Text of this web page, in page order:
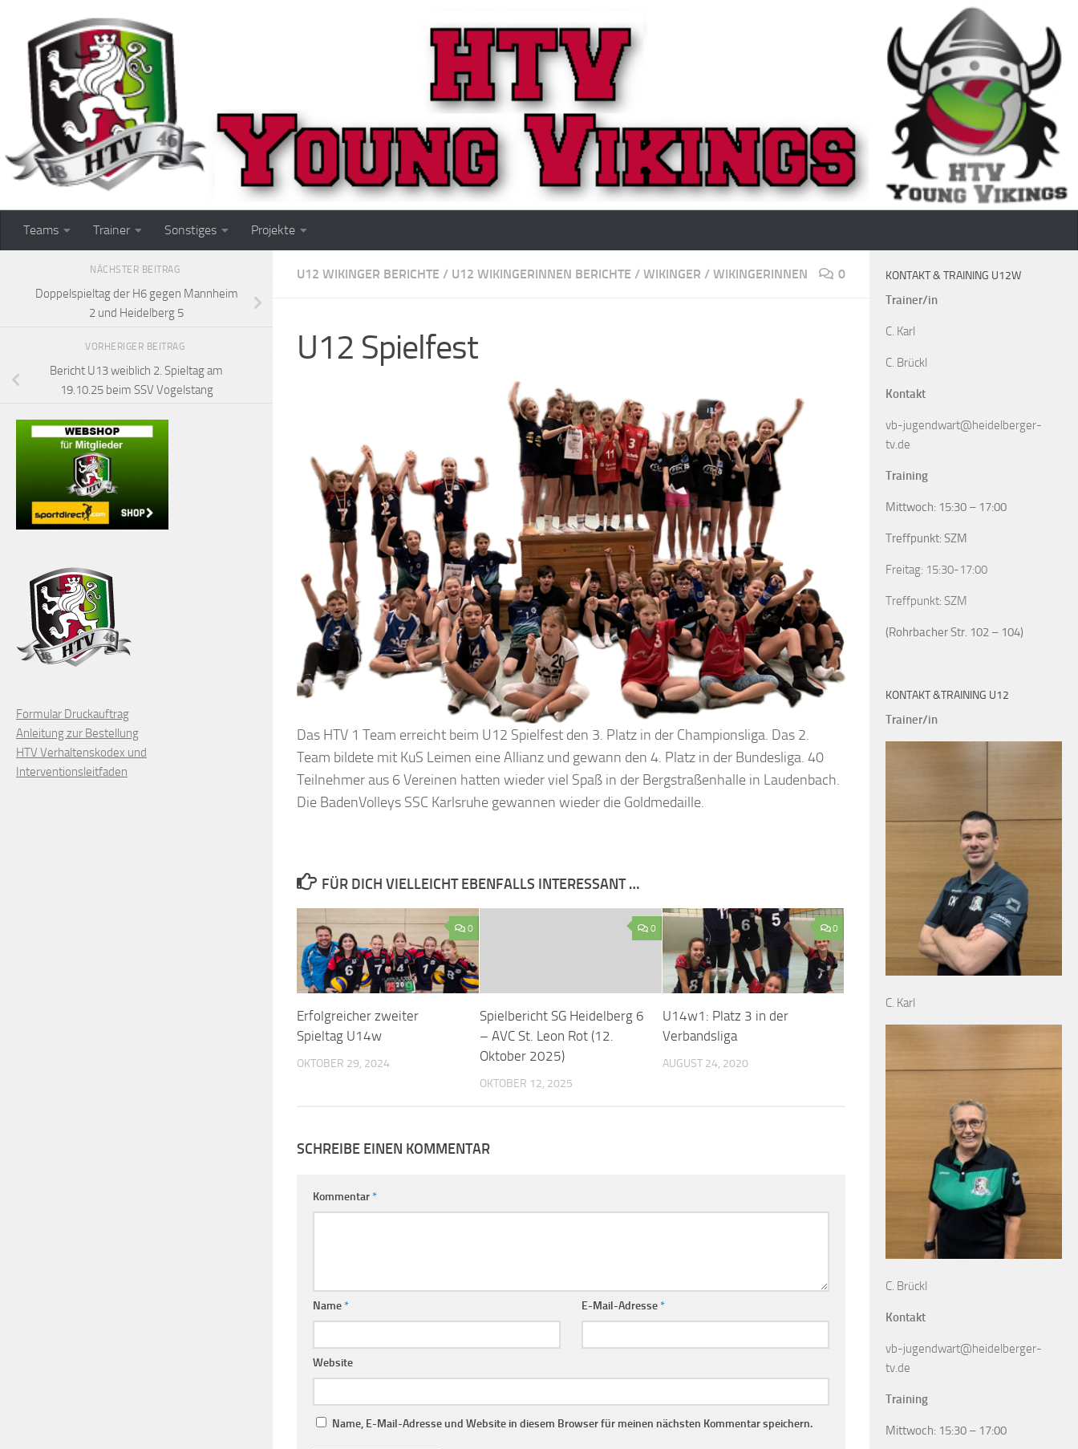
Zum Inhalt springen
Teams Trainer Sonstiges Projekte
U12 WIKINGER BERICHTE / U12 WIKINGERINNEN BERICHTE / WIKINGER / WIKINGERINNEN 0
U12 Spielfest
Das HTV 1 Team erreicht beim U12 Spielfest den 3. Platz in der Championsliga. Das 2.
Team bildete mit KuS Leimen eine Allianz und gewann den 4. Platz in der Bundesliga. 40
Teilnehmer aus 6 Vereinen hatten wieder viel Spaß in der Bergstraßenhalle in Laudenbach.
Die BadenVolleys SSC Karlsruhe gewannen wieder die Goldmedaille.
FÜR DICH VIELLEICHT EBENFALLS INTERESSANT …
0
Erfolgreicher zweiter
Spieltag U14w
OKTOBER 29, 2024
0
Spielbericht SG Heidelberg 6
– AVC St. Leon Rot (12.
Oktober 2025)
OKTOBER 12, 2025
0
U14w1: Platz 3 in der
Verbandsliga
AUGUST 24, 2020
SCHREIBE EINEN KOMMENTAR
Kommentar*
Name* E-Mail-Adresse*
Website
Name, E-Mail-Adresse und Website in diesem Browser für meinen nächsten Kommentar speichern.
NÄCHSTER BEITRAG
Doppelspieltag der H6 gegen Mannheim
2 und Heidelberg 5
VORHERIGER BEITRAG
Bericht U13 weiblich 2. Spieltag am
19.10.25 beim SSV Vogelstang
Formular Druckauftrag
Anleitung zur Bestellung
HTV Verhaltenskodex und
Interventionsleitfaden
KONTAKT & TRAINING U12W
Trainer/in
C. Karl
C. Brückl
Kontakt
vb-jugendwart@heidelberger-
tv.de
Training
Mittwoch: 15:30 – 17:00
Treffpunkt: SZM
Freitag: 15:30-17:00
Treffpunkt: SZM
(Rohrbacher Str. 102 – 104)
KONTAKT &TRAINING U12
Trainer/in
C. Karl
C. Brückl
Kontakt
vb-jugendwart@heidelberger-
tv.de
Training
Mittwoch: 15:30 – 17:00